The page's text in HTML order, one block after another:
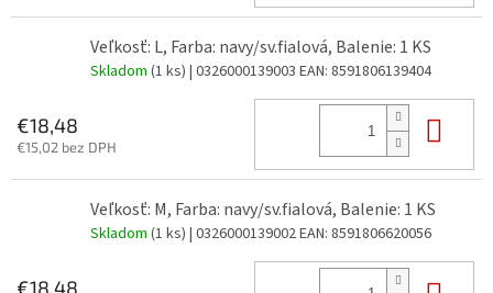
Veľkosť: L, Farba: navy/sv.fialová, Balenie: 1 KS
Skladom (1 ks) | 0326000139003 EAN: 8591806139404
€18,48
€15,02 bez DPH
Veľkosť: M, Farba: navy/sv.fialová, Balenie: 1 KS
Skladom (1 ks) | 0326000139002EAN: 8591806620056
€18,48